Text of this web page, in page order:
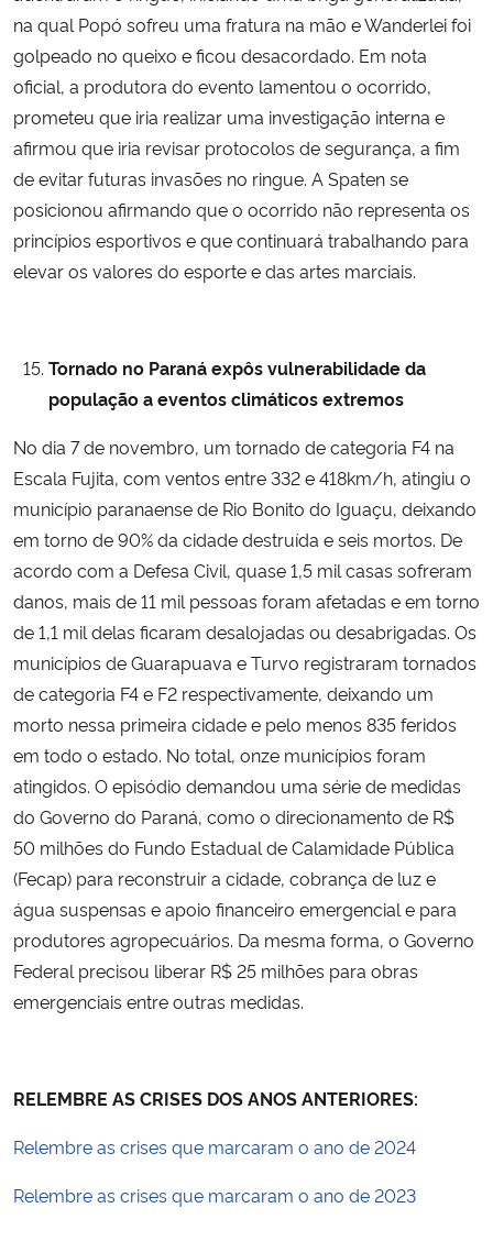
na qual Popó sofreu uma fratura na mão e Wanderlei foi
golpeado no queixo e ficou desacordado. Em nota
oficial, a produtora do evento lamentou o ocorrido,
prometeu que iria realizar uma investigação interna e
afirmou que iria revisar protocolos de segurança, a fim
de evitar futuras invasões no ringue. A Spaten se
posicionou afirmando que o ocorrido não representa os
princípios esportivos e que continuará trabalhando para
elevar os valores do esporte e das artes marciais.
Tornado no Paranáexpôs vulnerabilidade da
população a eventos climáticos extremos
No dia 7 de novembro, um tornado de categoria F4 na
Escala Fujita, com ventos entre 332 e 418km/h, atingiu o
município paranaense de Rio Bonito do Iguaçu, deixando
em torno de 90% da cidade destruída e seis mortos. De
acordo com a Defesa Civil, quase 1,5 mil casas sofreram
danos, mais de 11 mil pessoas foram afetadas e em torno
de 1,1 mil delas ficaram desalojadas ou desabrigadas. Os
municípios de Guarapuava e Turvo registraram tornados
de categoria F4 e F2 respectivamente, deixando um
morto nessa primeira cidade e pelo menos 835 feridos
em todo o estado. No total, onze municípios foram
atingidos. O episódio demandou uma série de medidas
do Governo do Paraná, como o direcionamento de R$
50 milhões do Fundo Estadual de Calamidade Pública
(Fecap) para reconstruir a cidade, cobrança de luz e
água suspensas e apoio financeiro emergencial e para
produtores agropecuários. Da mesma forma, o Governo
Federal precisou liberar R$ 25 milhões para obras
emergenciais entre outras medidas.
RELEMBRE AS CRISES DOS ANOS ANTERIORES:
Relembre as crises que marcaram o ano de 2024
Relembre as crises que marcaram o ano de 2023